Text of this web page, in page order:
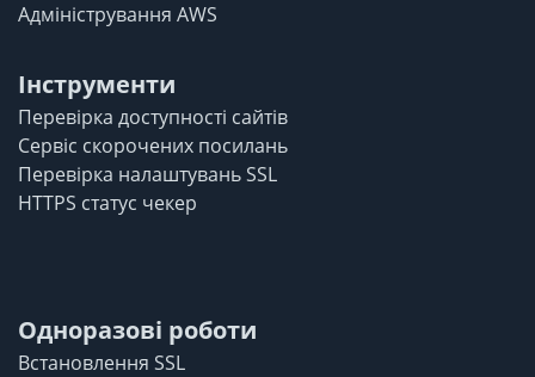
Адміністрування AWS
Інструменти
Перевірка доступності сайтів
Сервіс скорочених посилань
Перевірка налаштувань SSL
HTTPS статус чекер
Одноразові роботи
Встановлення SSL